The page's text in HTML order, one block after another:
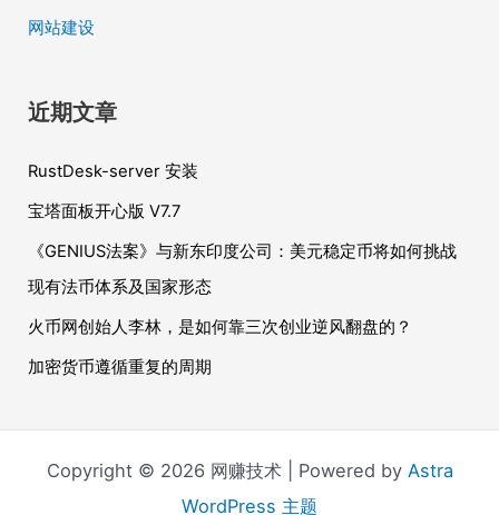
网站建设
近期文章
RustDesk-server 安装
宝塔面板开心版 V7.7
《GENIUS法案》与新东印度公司：美元稳定币将如何挑战
现有法币体系及国家形态
火币网创始人李林，是如何靠三次创业逆风翻盘的？
加密货币遵循重复的周期
Copyright © 2026 网赚技术 | Powered by Astra
WordPress 主题